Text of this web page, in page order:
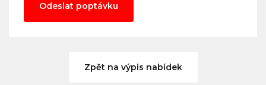
Odeslat poptávku
Zpět na výpis nabídek